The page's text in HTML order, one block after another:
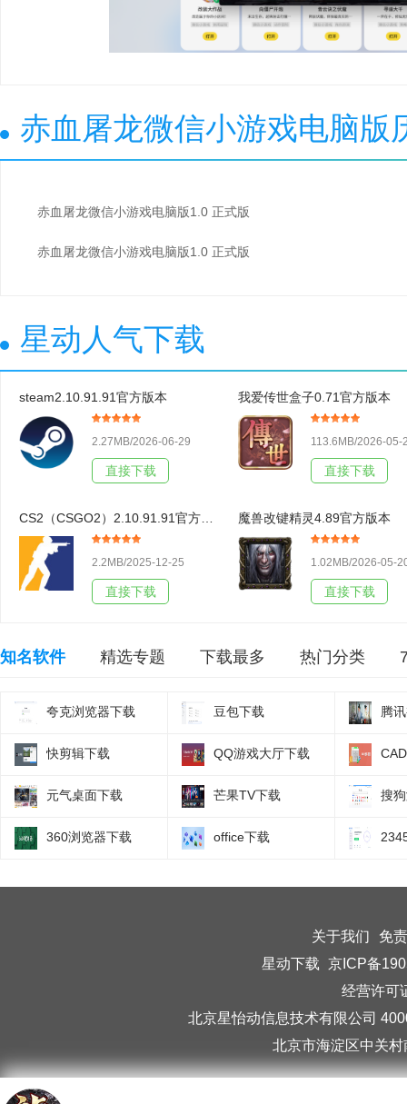
赤血屠龙微信小游戏电脑版
赤血屠龙微信小游戏电脑版1.0 正式版
赤血屠龙微信小游戏电脑版1.0 正式版
星动人气下载
steam2.10.91.91官方版本
2.27MB/2026-06-29
直接下载
我爱传世盒子0.71官方版本
113.6MB/2026-05-
直接下载
CS2（CSGO2）2.10.91.91官方版本
2.2MB/2025-12-25
直接下载
魔兽改键精灵4.89官方版本
1.02MB/2026-05-
直接下载
知名软件 精选专题 下载最多 热门分类
夸克浏览器下载 豆包下载 腾
快剪辑下载 QQ游戏大厅下载
元气桌面下载 芒果TV下载 搜
360浏览器下载 office下载
关于我们
免
星动下载 京ICP备
经营许可
北京星怡动信息技术有限公司
北京市海淀区中关